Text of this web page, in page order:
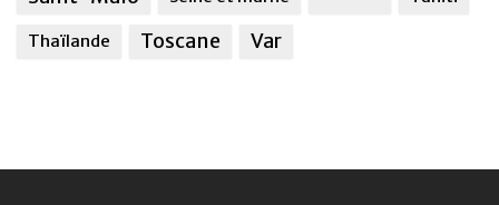
Thaïlande Toscane Var